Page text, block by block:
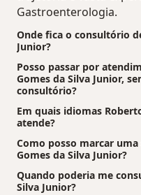
Gastroenterologia.
Onde fica o consultório
Junior?
Posso passar por
Gomes da Silva Junior,
consultório?
Em quais idiomas
atende?
Como posso marcar
Gomes da Silva Junior?
Quando poderia me
Silva Junior?